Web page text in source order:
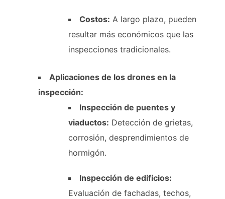
Costos: A largo plazo, pueden
resultar más económicos que las
inspecciones tradicionales.
Aplicaciones de los drones en la
inspección:
Inspección de puentes y
viaductos: Detección de grietas,
corrosión, desprendimientos de
hormigón.
Inspección de edificios:
Evaluación de fachadas, techos,